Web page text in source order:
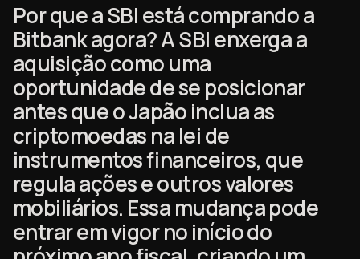
Por que a SBI está comprando a
Bitbank agora? A SBI enxerga a
aquisição como uma
oportunidade de se posicionar
antes que o Japão inclua as
criptomoedas na lei de
instrumentos financeiros, que
regula ações e outros valores
mobiliários. Essa mudança pode
entrar em vigor no início do